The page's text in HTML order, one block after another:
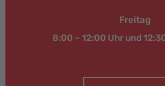
Freitag
8:00 – 12:00 Uhr und